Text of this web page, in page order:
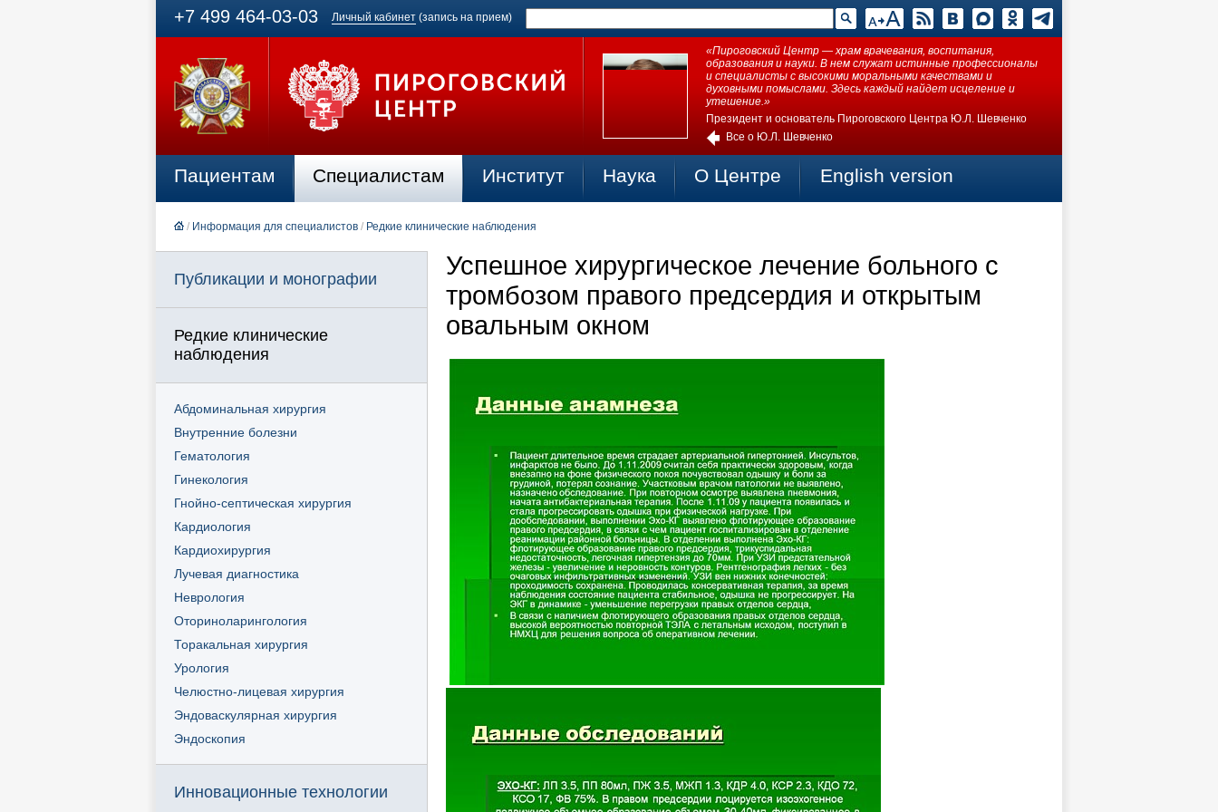
+7 499 464-03-03 Личный кабинет (запись на прием)
«Пироговский Центр — храм врачевания, воспитания,
образования и науки. В нем служат истинные профессионалы
и специалисты с высокими моральными качествами и
духовными помыслами. Здесь каждый найдет исцеление и
утешение.»
Президент и основатель Пироговского Центра Ю.Л. Шевченко
Все о Ю.Л. Шевченко
Пациентам Специалистам Институт Наука О Центре English version
/ Информация для специалистов / Редкие клинические наблюдения
Публикации и монографии
Редкие клинические
наблюдения
Абдоминальная хирургия
Внутренние болезни
Гематология
Гинекология
Гнойно-септическая хирургия
Кардиология
Кардиохирургия
Лучевая диагностика
Неврология
Оториноларингология
Торакальная хирургия
Урология
Челюстно-лицевая хирургия
Эндоваскулярная хирургия
Эндоскопия
Инновационные технологии
Успешное хирургическое лечение больного с
тромбозом правого предсердия и открытым
овальным окном